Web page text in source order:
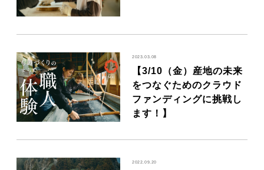
2023.03.08
【3/10（金）産地の未来
をつなぐためのクラウド
ファンディングに挑戦し
ます！】
2022.09.20